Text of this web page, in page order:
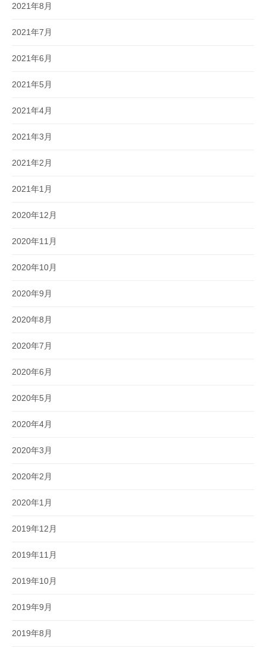
2021年8月
2021年7月
2021年6月
2021年5月
2021年4月
2021年3月
2021年2月
2021年1月
2020年12月
2020年11月
2020年10月
2020年9月
2020年8月
2020年7月
2020年6月
2020年5月
2020年4月
2020年3月
2020年2月
2020年1月
2019年12月
2019年11月
2019年10月
2019年9月
2019年8月